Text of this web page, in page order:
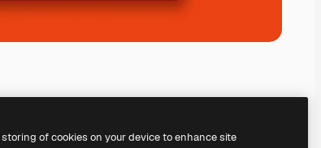
of cookies on your device to enhance site